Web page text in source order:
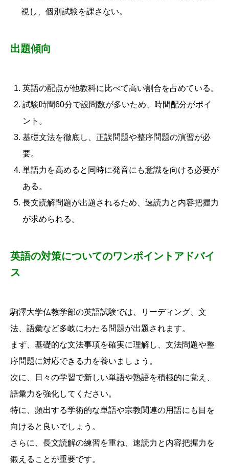
視し、個別試験を課さない。
出題傾向
英語の配点が他教科に比べて高い割合を占めている。
試験時間60分で設問数が多いため、時間配分がポイ
ント。
基礎文法を徹底し、正誤問題や整序問題の演習が必
要。
単語力を高めると同時に発音にも意識を向ける必要が
ある。
長文読解問題が出題されるため、速読力と内容把握力
が求められる。
英語の対策についてのワンポイントアドバイ
ス
駒澤大学仏教学部の英語試験では、リーディング、文
法、語彙など多岐にわたる問題が出題されます。
まず、基礎的な文法事項を確実に理解し、文法問題や整
序問題に対応できる力を養いましょう。
次に、日々の学習で新しい単語や熟語を積極的に覚え、
語彙力を強化してください。
特に、頻出する学術的な単語や宗教関連の用語にも目を
向けると良いでしょう。
さらに、長文読解の練習を重ね、速読力と内容把握力を
鍛えることが重要です。